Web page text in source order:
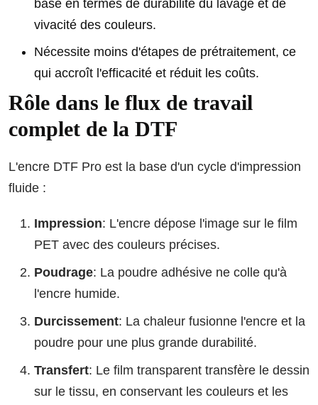
base en termes de durabilité du lavage et de
vivacité des couleurs.
Nécessite moins d'étapes de prétraitement, ce
qui accroît l'efficacité et réduit les coûts.
Rôle dans le flux de travail
complet de la DTF
L'encre DTF Pro est la base d'un cycle d'impression
fluide :
Impression: L'encre dépose l'image sur le film
PET avec des couleurs précises.
Poudrage: La poudre adhésive ne colle qu'à
l'encre humide.
Durcissement: La chaleur fusionne l'encre et la
poudre pour une plus grande durabilité.
Transfert: Le film transparent transfère le dessin
sur le tissu, en conservant les couleurs et les